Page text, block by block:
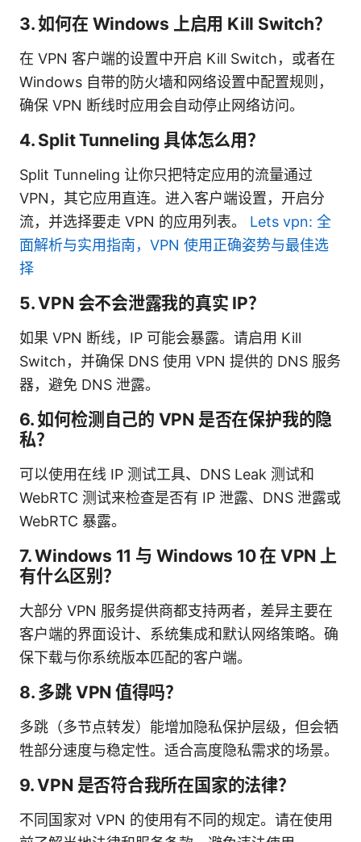
3. 如何在 Windows 上启用 Kill Switch？
在 VPN 客户端的设置中开启 Kill Switch，或者在
Windows 自带的防火墙和网络设置中配置规则，
确保 VPN 断线时应用会自动停止网络访问。
4. Split Tunneling 具体怎么用？
Split Tunneling 让你只把特定应用的流量通过
VPN，其它应用直连。进入客户端设置，开启分
流，并选择要走 VPN 的应用列表。 Lets vpn: 全
面解析与实用指南，VPN 使用正确姿势与最佳选
择
5. VPN 会不会泄露我的真实 IP？
如果 VPN 断线，IP 可能会暴露。请启用 Kill
Switch，并确保 DNS 使用 VPN 提供的 DNS 服务
器，避免 DNS 泄露。
6. 如何检测自己的 VPN 是否在保护我的隐
私？
可以使用在线 IP 测试工具、DNS Leak 测试和
WebRTC 测试来检查是否有 IP 泄露、DNS 泄露或
WebRTC 暴露。
7. Windows 11 与 Windows 10 在 VPN 上
有什么区别？
大部分 VPN 服务提供商都支持两者，差异主要在
客户端的界面设计、系统集成和默认网络策略。确
保下载与你系统版本匹配的客户端。
8. 多跳 VPN 值得吗？
多跳（多节点转发）能增加隐私保护层级，但会牺
牲部分速度与稳定性。适合高度隐私需求的场景。
9. VPN 是否符合我所在国家的法律？
不同国家对 VPN 的使用有不同的规定。请在使用